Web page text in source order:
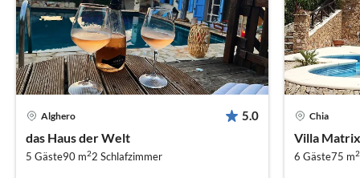
Alghero 5.0
das Haus der Welt
5 Gäste90 m22 Schlafzimmer
Chia
Villa Matrix
6 Gäste75 m2